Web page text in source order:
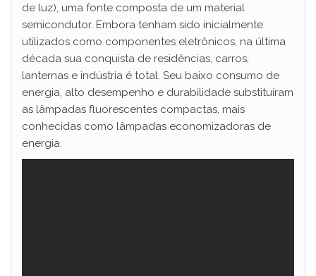
de luz), uma fonte composta de um material
semicondutor. Embora tenham sido inicialmente
utilizados como componentes eletrônicos, na última
década sua conquista de residências, carros,
lanternas e indústria é total. Seu baixo consumo de
energia, alto desempenho e durabilidade substituíram
as lâmpadas fluorescentes compactas, mais
conhecidas como lâmpadas economizadoras de
energia.